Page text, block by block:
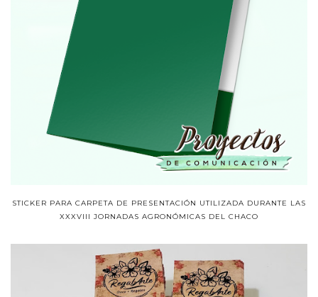
STICKER PARA CARPETA DE PRESENTACIÓN UTILIZADA DURANTE LAS
XXXVIII JORNADAS AGRONÓMICAS DEL CHACO